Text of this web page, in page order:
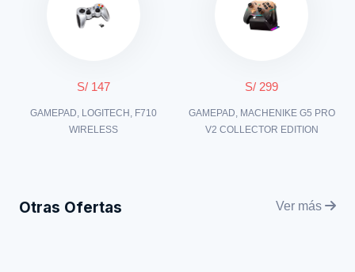
S/ 147
GAMEPAD, LOGITECH, F710
WIRELESS
S/ 299
GAMEPAD, MACHENIKE G5 PRO
V2 COLLECTOR EDITION
Otras Ofertas Ver más